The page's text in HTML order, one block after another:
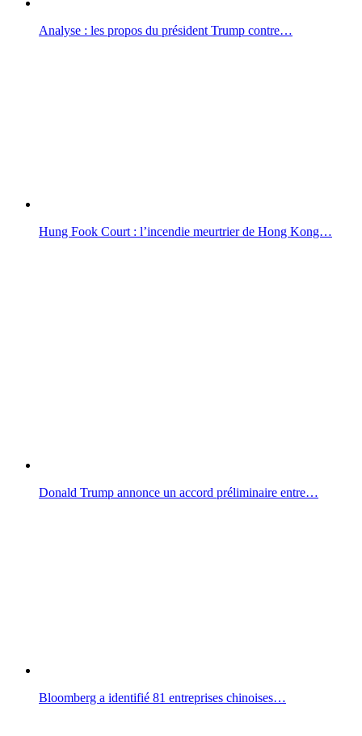
Analyse : les propos du président Trump contre…
Hung Fook Court : l’incendie meurtrier de Hong Kong…
Donald Trump annonce un accord préliminaire entre…
Bloomberg a identifié 81 entreprises chinoises…